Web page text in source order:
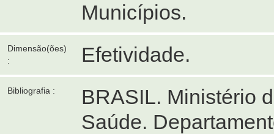
Municípios.
Dimensão(ões)
:
Efetividade.
Bibliografia :
BRASIL. Ministério
Saúde.